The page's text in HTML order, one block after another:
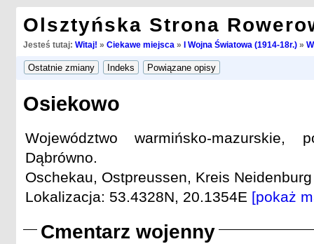
Olsztyńska Strona
Jesteś tutaj: Witaj! » Ciekawe miejsca » I Wojna Światowa (1914-18r.)»
Osiekowo
Województwo warmińsko-mazurskie,
Dąbrówno.
Oschekau, Ostpreussen, Kreis
Lokalizacja: 53.4328N, 20.1354E [pokaż
Cmentarz wojenny